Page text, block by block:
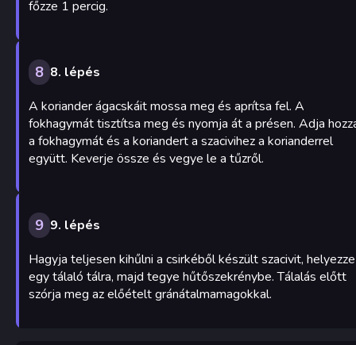
főzze 1 percig.
8 8. lépés
A koriander ágacskáit mossa meg és aprítsa fel. A
fokhagymát tisztítsa meg és nyomja át a présen. Adja
a fokhagymát és a koriandert a szacivihez a korianderrel
együtt. Keverje össze és vegye le a tűzről.
9 9. lépés
Hagyja teljesen kihűlni a csirkéből készült szacivit, helyezze
egy tálaló tálra, majd tegye hűtőszekrénybe. Tálalás előtt
szórja meg az előételt gránátalmamagokkal.